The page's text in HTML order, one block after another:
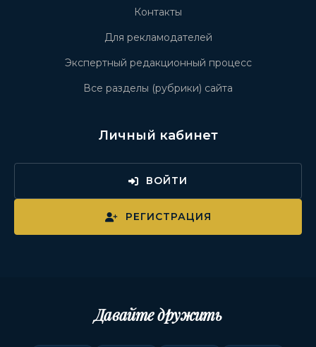
Контакты
Для рекламодателей
Экспертный редакционный процесс
Все разделы (рубрики) сайта
Личный кабинет
ВОЙТИ
РЕГИСТРАЦИЯ
Давайте дружить